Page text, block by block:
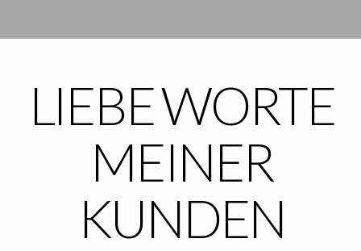
LIEBE WORTE
MEINER
KUNDEN